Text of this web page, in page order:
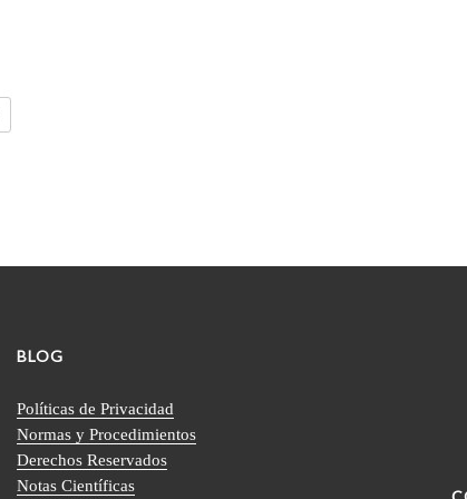
BLOG
Políticas de Privacidad
Normas y Procedimientos
Derechos Reservados
Notas Científicas